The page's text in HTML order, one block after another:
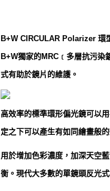
B+W CIRCULAR Polarizer 環
B+W獨家的MRC﹝多層抗污
式有助於鏡片的維護。
高效率的標準環形偏光鏡可以
定之下可以產生有如同繪畫般的
用於增加色彩濃度，加深天空
衡。現代大多數的單鏡頭反光